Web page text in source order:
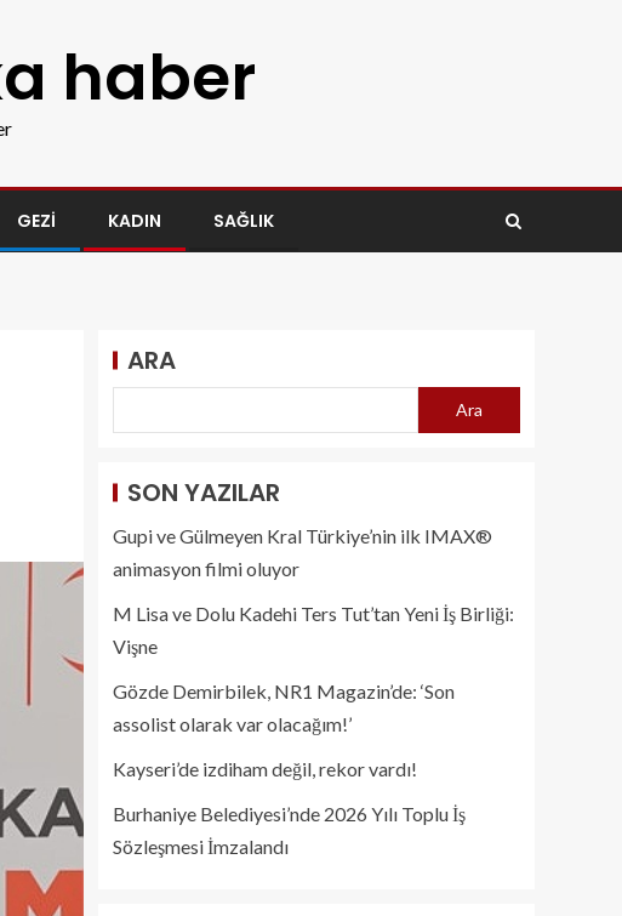
haber
GEZI KADIN SAĞLIK
ARA
Ara
SON YAZILAR
Gupi ve Gülmeyen Kral Türkiye’nin ilk IMAX®
animasyon filmi oluyor
M Lisa ve Dolu Kadehi Ters Tut’tan Yeni İş Birliği:
Vişne
Gözde Demirbilek, NR1 Magazin’de: ‘Son
assolist olarak var olacağım!’
Kayseri’de izdiham değil, rekor vardı!
Burhaniye Belediyesi’nde 2026 Yılı Toplu İş
Sözleşmesi İmzalandı